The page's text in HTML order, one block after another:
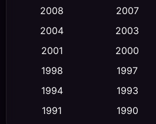
Conspiracy
Crime อาชญากรรม
Culture
Dance เต้น
2008
2007
2004
2003
2001
2000
1998
1997
1994
1993
1991
1990